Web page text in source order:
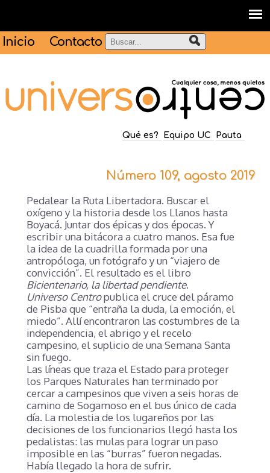
Inicio Contacto
Qué es? Equipo UC Pauta
Número 109, agosto 2019
Pedalear la Ruta Libertadora. Buscar el
oxígeno y la historia desde los Llanos hasta
Boyacá. Juntar dos épicas y dos épocas. Y
escribir una bitácora a cuatro manos. Esa fue
la idea de la cuadrilla formada por una
antropóloga, un fotógrafo y un “viajero de
convicción”. El resultado es el libro
Bicientenario, la libertad pendiente.
Universo Centropublica el cruce del páramo
de Pisba que “entraña la duda, la emoción, el
miedo”. Allí encontraron las costumbres de la
independencia, el abrigo y el recelo
campesino, el suplicio de una Semana Santa
sin fuego.
Las líneas que traza el Estado para proteger
los Parques Naturales han terminado por
cercar a campesinos que viven a seis horas de
camino de Sogamoso en el bus único de cada
día. La molestia de los lugareños por las
decisiones de los funcionarios llegó hasta los
pedalistas: las mulas para lograr un paso
imposible en las “burras” fueron negadas.
Había llegado la hora de sufrir.